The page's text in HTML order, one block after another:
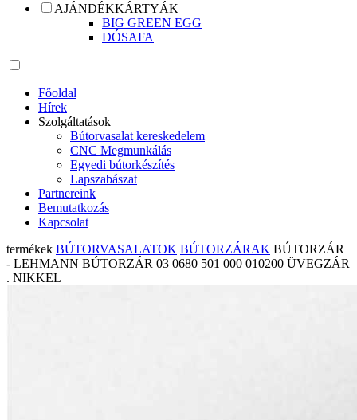
AJÁNDÉKKÁRTYÁK
BIG GREEN EGG
DÓSAFA
Főoldal
Hírek
Szolgáltatások
Bútorvasalat kereskedelem
CNC Megmunkálás
Egyedi bútorkészítés
Lapszabászat
Partnereink
Bemutatkozás
Kapcsolat
termékek BÚTORVASALATOK BÚTORZÁRAK BÚTORZÁR
- LEHMANN BÚTORZÁR 03 0680 501 000 010200 ÜVEGZÁR
. NIKKEL